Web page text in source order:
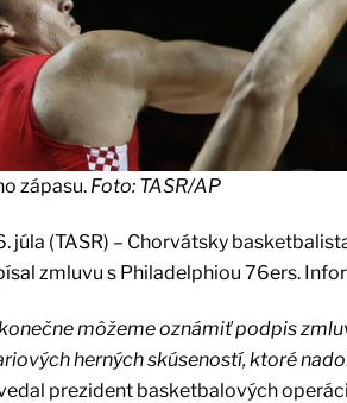
zápasu. Foto: TASR/AP
júla (TASR) – Chorvátsky
zmluvu s Philadelphiou 76ers.
konečne môžeme oznámiť podpis
herných skúseností, ktoré
prezident basketbalových